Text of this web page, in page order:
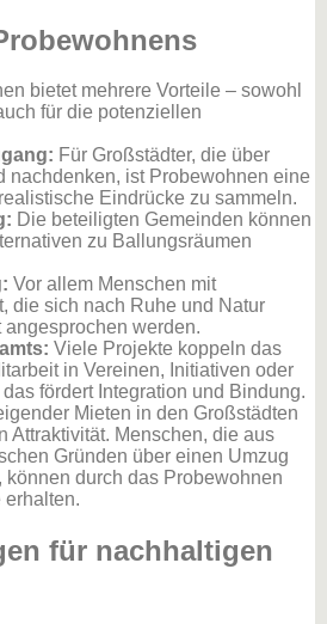
bietet mehrere Vorteile – sowohl
für die potenziellen
Für Großstädter, die über
nachdenken, ist Probewohnen eine
Eindrücke zu sammeln.
Die beteiligten Gemeinden können
zu Ballungsräumen
Vor allem Menschen mit
die sich nach Ruhe und Natur
werden.
Viele Projekte koppeln das
in Vereinen, Initiativen oder
fördert Integration und Bindung.
Mieten in den Großstädten
Attraktivität. Menschen, die aus
Gründen über einen Umzug
durch das Probewohnen
erhalten.
für nachhaltigen